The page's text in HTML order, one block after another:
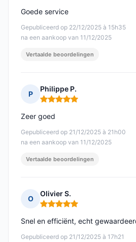
Gepubliceerd op 22/12/2025 à 15h35
na een aankoop van 11/12/2025
Goede service
Vertaalde beoordelingen
P
Philippe P.
Opmerking: 5 van 5
Gepubliceerd op 21/12/2025 à 21h00
na een aankoop van 11/12/2025
Zeer goed
Vertaalde beoordelingen
O
Olivier S.
Opmerking: 5 van 5
Gepubliceerd op 21/12/2025 à 17h21
Snel en efficiënt, echt